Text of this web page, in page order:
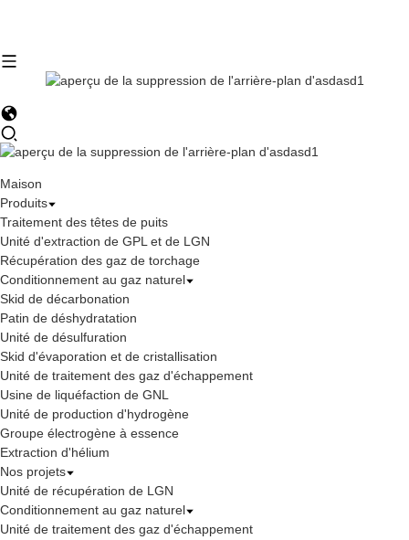
Maison
Produits
Traitement des têtes de puits
Unité d'extraction de GPL et de LGN
Récupération des gaz de torchage
Conditionnement au gaz naturel
Skid de décarbonation
Patin de déshydratation
Unité de désulfuration
Skid d'évaporation et de cristallisation
Unité de traitement des gaz d'échappement
Usine de liquéfaction de GNL
Unité de production d'hydrogène
Groupe électrogène à essence
Extraction d'hélium
Nos projets
Unité de récupération de LGN
Conditionnement au gaz naturel
Unité de traitement des gaz d'échappement